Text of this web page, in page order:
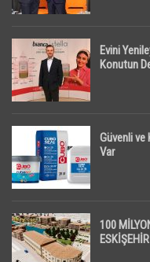
Evini
Konutun
Güvenli ve
Var
100